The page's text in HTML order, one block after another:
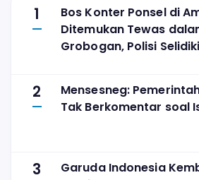
1
Bos Konter Ponsel di
Ditemukan Tewas
Grobogan, Polisi
2
Mensesneg:
Tak Berkomentar soal
3
Garuda Indonesia